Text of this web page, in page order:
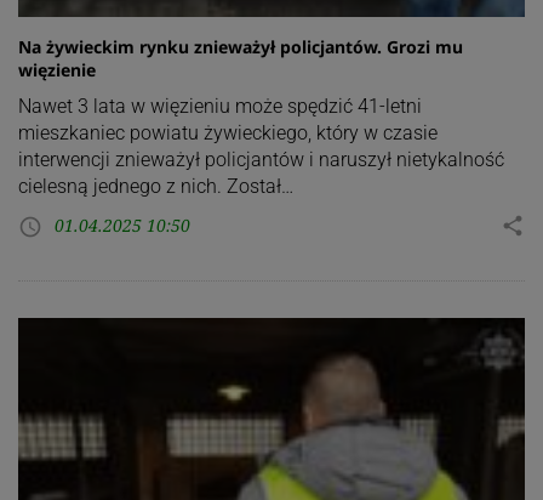
Na żywieckim rynku znieważył policjantów. Grozi mu
więzienie
Nawet 3 lata w więzieniu może spędzić 41-letni
mieszkaniec powiatu żywieckiego, który w czasie
interwencji znieważył policjantów i naruszył nietykalność
cielesną jednego z nich. Został…
access_time 01.04.2025 10:50 share